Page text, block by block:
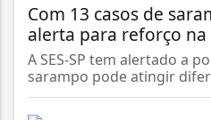
Com 13 casos de
alerta para reforço na
A SES-SP tem alertado a
sarampo pode atingir